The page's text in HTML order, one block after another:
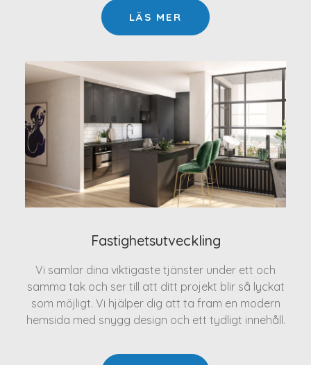
LÄS MER
Fastighetsutveckling
Vi samlar dina viktigaste tjänster under ett och
samma tak och ser till att ditt projekt blir så lyckat
som möjligt. Vi hjälper dig att ta fram en modern
hemsida med snygg design och ett tydligt innehåll.